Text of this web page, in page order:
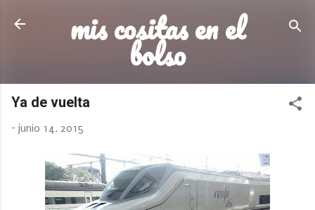
Ir al contenido principal
mis cositas en el
bolso
Ya de vuelta
- junio 14, 2015